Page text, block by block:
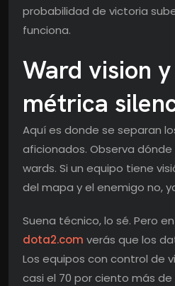
probabilidad de victoria
funciona.
Ward vision
métrica
Aquí es donde se separan
aficionados. Observa
wards. Si un equipo tiene
del mapa y el enemigo no,
Suena técnico, lo sé. Pero en
dota2.com verás que los
Los equipos con control de
casi el 70 por ciento más